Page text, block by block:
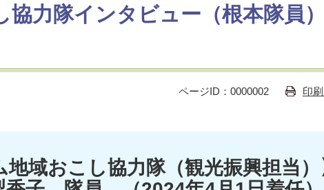
協力隊インタビュー（根本隊員）
ページID：0000002 印
地域おこし協力隊（観光振興担当）